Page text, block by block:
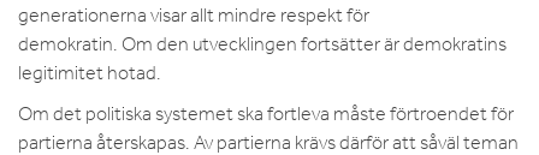
generationerna visar allt mindre respekt för
demokratin. Om den utvecklingen fortsätter är demokratins
legitimitet hotad.
Om det politiska systemet ska fortleva måste förtroendet för
partierna återskapas. Av partierna krävs därför att såväl teman